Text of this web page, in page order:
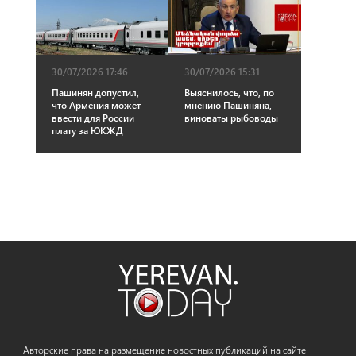
30/07/2026 17:46
Пашинян допустил,
что Армения может
ввести для России
плату за ЮКЖД
30/07/2026 15:31
Выяснилось, что, по
мнению Пашиняна,
виноваты рыбоводы
Авторские права на размещение новостных публикаций на сайте